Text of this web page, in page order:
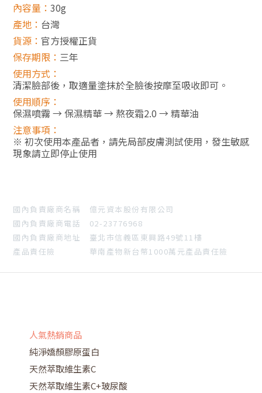
內容量 ： 30g
產地 ： 台灣
貨源 ： 官方授權正貨
保存期限 ： 三年
使用方式 ：
清潔臉部後，取適量塗抹於全臉後按摩至吸收即可。
使用順序 ：
保濕噴霧 → 保濕精華 → 熬夜霜2.0 → 精華油
注意事項 ：
※ 初次使用本產品者，請先局部皮膚測試使用，發生敏感
現象請立即停止使用
國內負責廠商名稱 億元資本股份有限公司
國內負責廠商電話 02-23776968
國內負責廠商地址 臺北市信義區東興路49號11樓
產品責任險 華南產物新台幣1000萬元產品責任險
人氣熱銷商品
純淨嬌顏膠原蛋白
天然萃取維生素C
天然萃取維生素C+玻尿酸